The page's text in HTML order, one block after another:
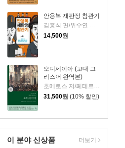
안용복 재판정 참관기
14,500원
오디세이아 (고대 그
리스어 완역본)
31,500원 (10% 할인)
이 분야 신상품 더보기